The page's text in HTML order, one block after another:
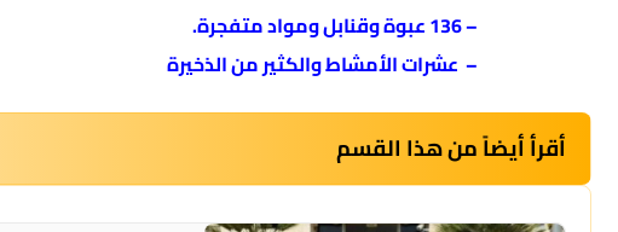
– 136 عبوة وقنابل ومواد متفجرة.
– عشرات الأمشاط والكثير من الذخيرة
أقرأ أيضاً من هذا القسم